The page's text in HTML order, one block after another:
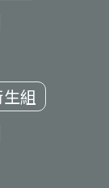
組